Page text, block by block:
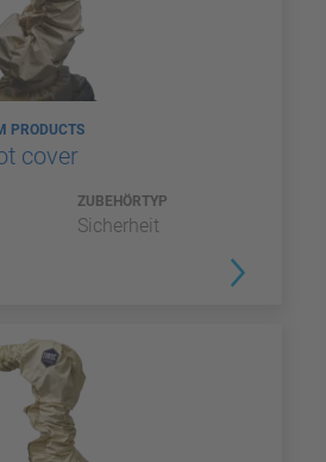
PRODUCTS
cover
ZUBEHÖRTYP
Sicherheit